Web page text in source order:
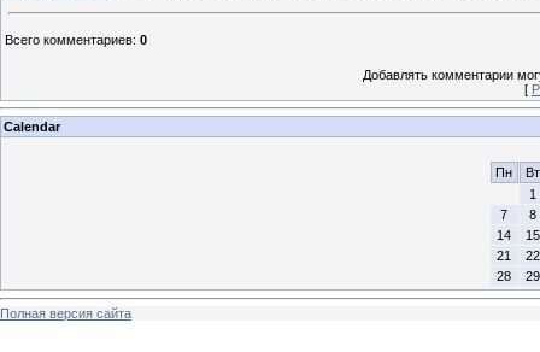
Всего комментариев: 0
Добавлять комментарии
[
Calendar
Пн
Вт
1
7
8
14
15
21
22
28
29
Полная версия сайта